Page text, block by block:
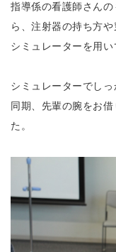
指導係の看護師さん
ら、注射器の持ち方
シミュレーターを用い
シミュレーターでし
同期、先輩の腕をお
た。